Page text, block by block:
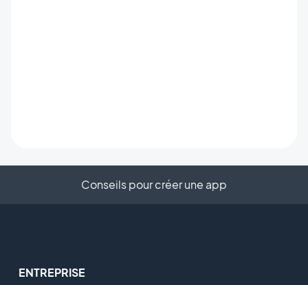
Conseils pour créer une app
ENTREPRISE